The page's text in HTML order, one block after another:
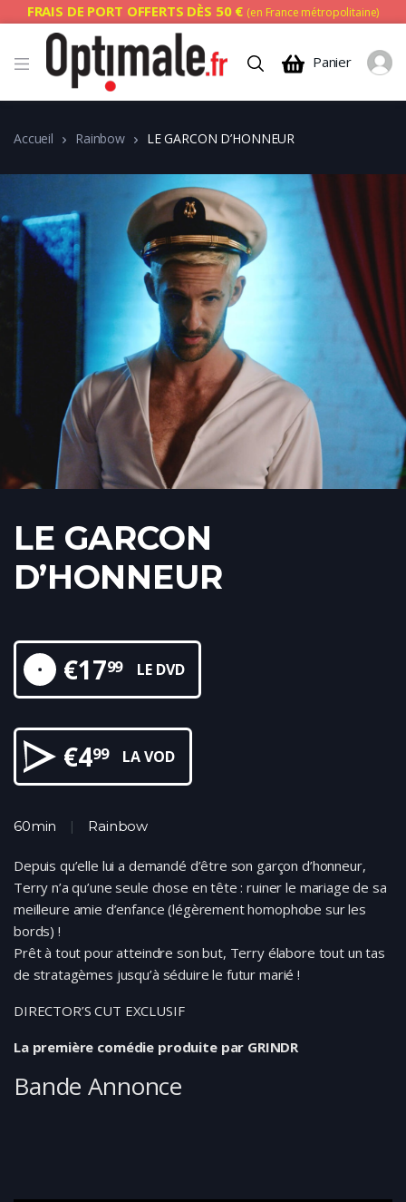
FRAIS DE PORT OFFERTS DÈS 50 € (en France métropolitaine)
Panier
Accueil Rainbow LE GARCON D’HONNEUR
LE GARCON
D’HONNEUR
€1799 LE DVD
€499 LA VOD
60min Rainbow
Depuis qu’elle lui a demandé d’être son garçon d’honneur,
Terry n’a qu’une seule chose en tête : ruiner le mariage de sa
meilleure amie d’enfance (légèrement homophobe sur les
bords) !
Prêt à tout pour atteindre son but, Terry élabore tout un tas
de stratagèmes jusqu’à séduire le futur marié !
DIRECTOR’S CUT EXCLUSIF
La première comédie produite par GRINDR
Bande Annonce